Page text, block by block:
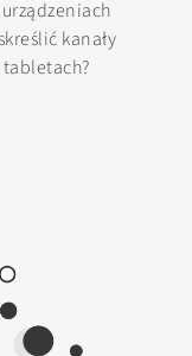
kanały